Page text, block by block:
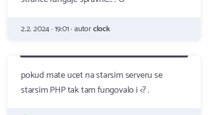
2.2. 2024 · 19:01 · autorclock
pokud mate ucet na starsim serveru se
starsim PHP tak tam fungovalo i <? .